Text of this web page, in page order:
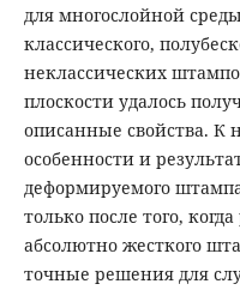
для многослойной
классического,
неклассических
плоскости удалось
описанные свойства. К
особенности и
деформируемого
только после того,
абсолютно жесткого
точные решения для